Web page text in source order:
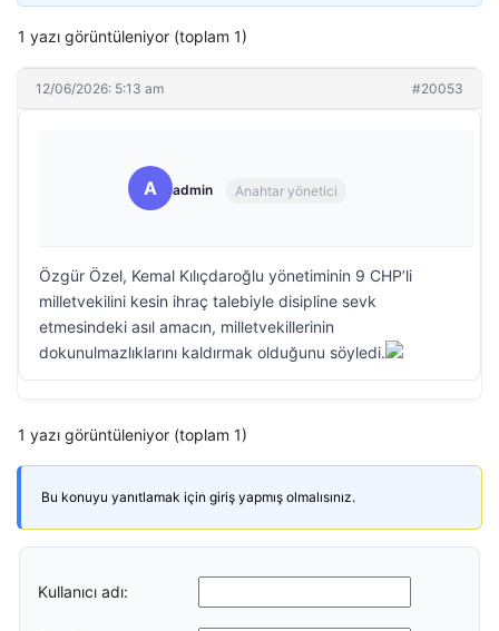
1 yazı görüntüleniyor (toplam 1)
12/06/2026: 5:13 am #20053
A admin Anahtar yönetici
Özgür Özel, Kemal Kılıçdaroğlu yönetiminin 9 CHP’li
milletvekilini kesin ihraç talebiyle disipline sevk
etmesindeki asıl amacın, milletvekillerinin
dokunulmazlıklarını kaldırmak olduğunu söyledi.
1 yazı görüntüleniyor (toplam 1)
Bu konuyu yanıtlamak için giriş yapmış olmalısınız.
Kullanıcı adı: